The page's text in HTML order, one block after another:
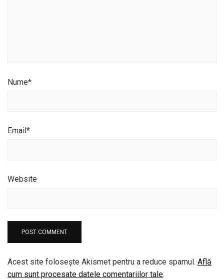
Nume*
Email*
Website
Acest site folosește Akismet pentru a reduce spamul. Află
cum sunt procesate datele comentariilor tale.